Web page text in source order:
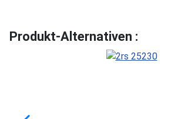
Produkt-Alternativen :